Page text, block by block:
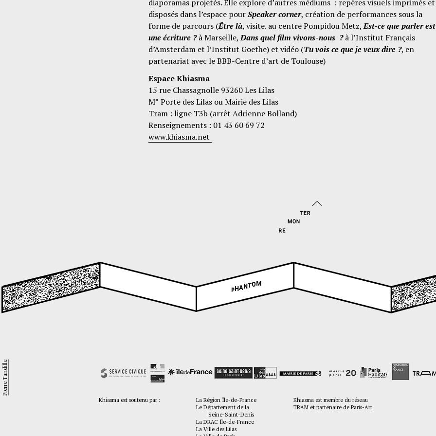
diaporamas projetés. Elle explore d’autres médiums : repères visuels imprimés et
disposés dans l’espace pourSpeaker corner, création de performances sous la
forme de parcours (Être là, visite. au centre Pompidou Metz,Est-ce que parler est
une écriture ?à Marseille,Dans quel film vivons-nous ?à l’Institut Français
d’Amsterdam et l’Institut Goethe) et vidéo (Tu vois ce que je veux dire ?, en
partenariat avec le BBB-Centre d’art de Toulouse)
Espace Khiasma
15 rue Chassagnolle 93260 Les Lilas
M° Porte des Lilas ou Mairie des Lilas
Tram : ligne T3b (arrêt Adrienne Bolland)
Renseignements : 01 43 60 69 72
www.khiasma.net
PHANTOM
Khiasma est soutenu par :
La Région Île-de-France
Le Département de la
Seine-Saint-Denis
La DRAC Île-de-France
La Ville des Lilas
Khiasma est membre du réseau
TRAM et partenaire de Paris-Art.
Pierre Tandille